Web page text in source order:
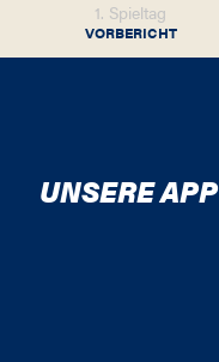
1. Spieltag
VORBERICHT
UNSERE APP